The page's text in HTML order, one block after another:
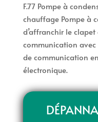
F.77 Pompe à
chauffage Pompe à
d’affranchir le clapet
communication
de communication
électronique.